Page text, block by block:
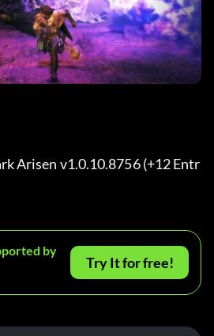
Arisen v1.0.10.8756 (+12 Entr
by
Try It for free!